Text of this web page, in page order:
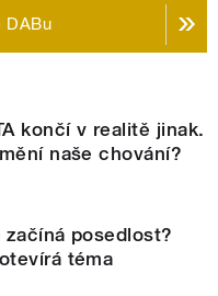
DABu
končí v realitě jinak.
naše chování?
posedlost?
téma